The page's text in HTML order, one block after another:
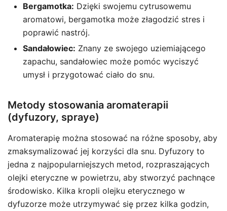
Bergamotka: Dzięki swojemu cytrusowemu
aromatowi, bergamotka może złagodzić stres i
poprawić nastrój.
Sandałowiec: Znany ze swojego uziemiającego
zapachu, sandałowiec może pomóc wyciszyć
umysł i przygotować ciało do snu.
Metody stosowania aromaterapii
(dyfuzory, spraye)
Aromaterapię można stosować na różne sposoby, aby
zmaksymalizować jej korzyści dla snu. Dyfuzory to
jedna z najpopularniejszych metod, rozpraszających
olejki eteryczne w powietrzu, aby stworzyć pachnące
środowisko. Kilka kropli olejku eterycznego w
dyfuzorze może utrzymywać się przez kilka godzin,